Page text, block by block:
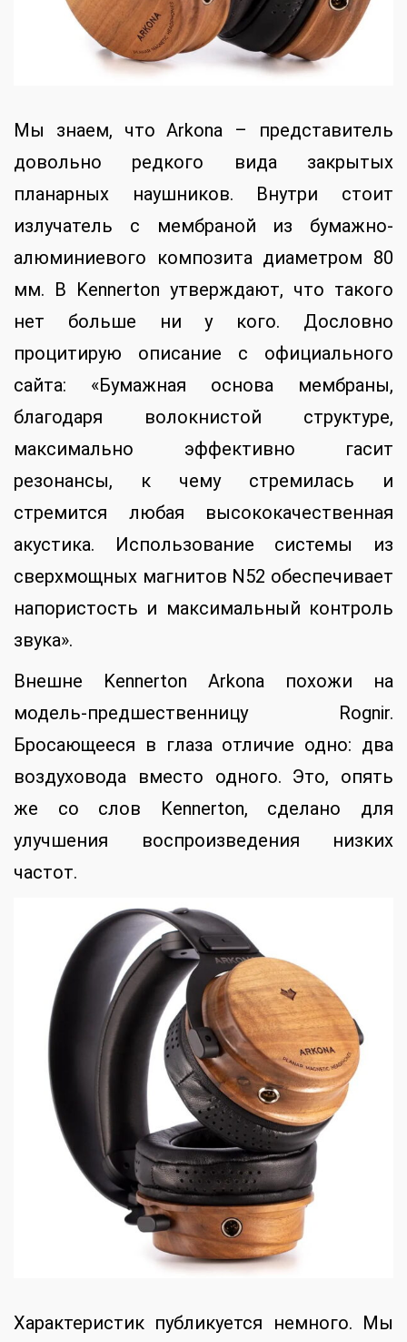
Мы знаем, что Arkona – представитель
довольно редкого вида закрытых
планарных наушников. Внутри стоит
излучатель с мембраной из бумажно-
алюминиевого композита диаметром 80
мм. В Kennerton утверждают, что такого
нет больше ни у кого. Дословно
процитирую описание с официального
сайта: «Бумажная основа мембраны,
благодаря волокнистой структуре,
максимально эффективно гасит
резонансы, к чему стремилась и
стремится любая высококачественная
акустика. Использование системы из
сверхмощных магнитов N52 обеспечивает
напористость и максимальный контроль
звука».
Внешне Kennerton Arkona похожи на
модель-предшественницу Rognir.
Бросающееся в глаза отличие одно: два
воздуховода вместо одного. Это, опять
же со слов Kennerton, сделано для
улучшения воспроизведения низких
частот.
Характеристик публикуется немного. Мы